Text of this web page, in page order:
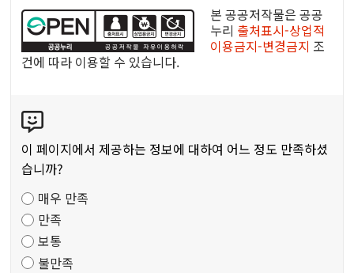
공
리
공
저
작
물
본 공공저작물은 공공
누리 출처표시-상업적
이용금지-변경금지 조
건에 따라 이용할 수 있습니다.
텐
츠
만
도
조
사
이 페이지에서 제공하는 정보에 대하여 어느 정도 만족하셨
습니까?
매우 만족
만족
보통
불만족